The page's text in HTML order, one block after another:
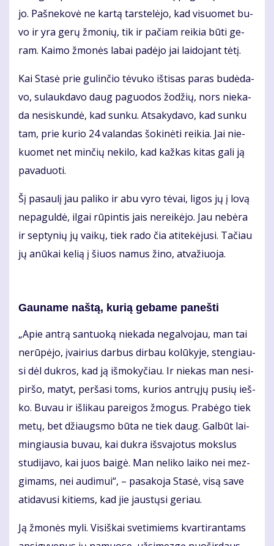
jo. Pa­šne­ko­vė ne kar­tą tars­te­lė­jo, kad vi­suo­met bu­
vo ir yra ge­rų žmo­nių, tik ir pa­čiam rei­kia bū­ti ge­
ram. Kai­mo žmo­nės la­bai pa­dė­jo jai lai­do­jant tė­tį.
Kai Sta­sė prie gu­lin­čio tė­vu­ko iš­ti­sas pa­ras bu­dė­da­
vo, su­lauk­da­vo daug pa­guo­dos žo­džių, nors nie­ka­
da ne­si­skun­dė, kad sun­ku. At­sa­ky­da­vo, kad sun­ku
tam, prie ku­rio 24 va­lan­das šo­ki­nė­ti rei­kia. Jai nie­
kuo­met net min­čių ne­ki­lo, kad kaž­kas ki­tas ga­li ją
pa­va­duo­ti.
Šį pa­sau­lį jau pa­li­ko ir abu vy­ro tė­vai, li­gos jų į lo­vą
ne­pa­gul­dė, il­gai rū­pin­tis jais ne­rei­kė­jo. Jau ne­bė­ra
ir sep­ty­nių jų vai­kų, tiek ra­do čia ati­te­kė­ju­si. Ta­čiau
jų anū­kai ke­lią į šiuos na­mus ži­no, at­va­žiuo­ja.
Gau­na­me naš­tą, ku­rią ge­ba­me pa­neš­ti
„Apie an­trą san­tuo­ką nie­ka­da ne­gal­vo­jau, man tai
ne­rū­pė­jo, įvai­rius dar­bus dir­bau ko­lū­ky­je, sten­giau­
si dėl duk­ros, kad ją iš­mo­ky­čiau. Ir nie­kas man ne­si­
pir­šo, ma­tyt, per­ša­si toms, ku­rios ant­rų­jų pu­sių ieš­
ko. Bu­vau ir iš­li­kau pa­rei­gos žmo­gus. Pra­bė­go tiek
me­tų, bet džiaugs­mo bū­ta ne tiek daug. Gal­būt lai­
min­giau­sia bu­vau, kai duk­ra iš­sva­jo­tus moks­lus
stu­di­ja­vo, kai juos bai­gė. Man ne­li­ko lai­ko nei mez­
gi­mams, nei au­di­mui“, – pa­sa­ko­ja Sta­sė, vi­są sa­ve
ati­da­vu­si ki­tiems, kad jie jaus­tų­si ge­riau.
Ją žmo­nės my­li. Vi­siš­kai sve­ti­miems kvar­ti­ran­tams